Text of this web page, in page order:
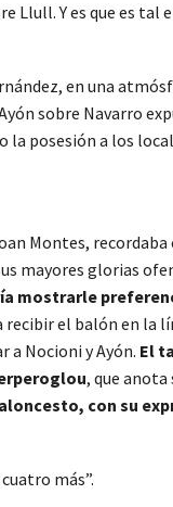
Y es que es tal
en una
sobre Navarro
posesión a los
Montes, recordaba
mayores glorias
mostrarle
el balón en la
a Nocioni y Ayón. El
, que
con su
más”.